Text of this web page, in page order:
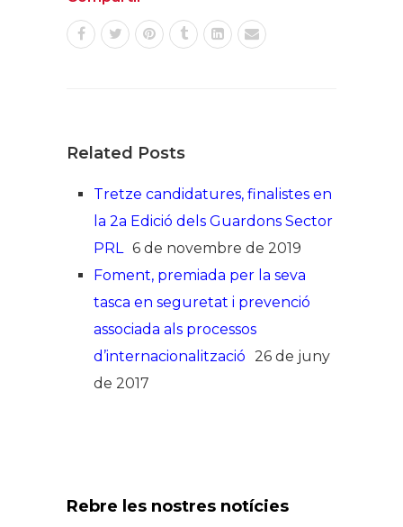
Related Posts
Tretze candidatures, finalistes en
la 2a Edició dels Guardons Sector
PRL 6 de novembre de 2019
Foment, premiada per la seva
tasca en seguretat i prevenció
associada als processos
d’internacionalització 26 de juny
de 2017
Rebre les nostres notícies